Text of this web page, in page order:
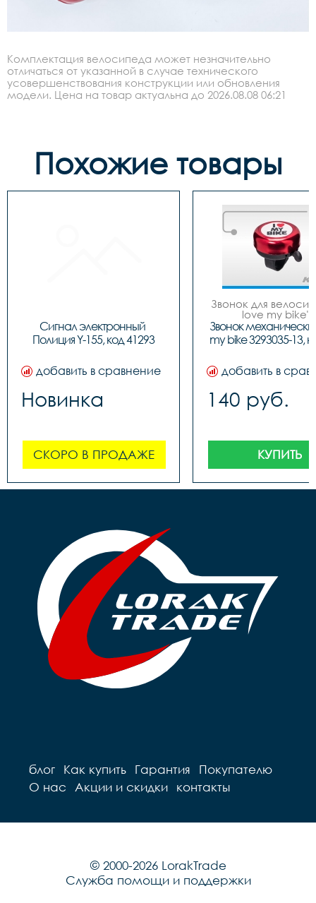
Комплектация велосипеда может незначительно
отличаться от указанной в случае технического
усовершенствования конструкции или обновления
модели. Цена на товар актуальна до 2026.08.08 06:21
Похожие товары
Сигнал электронный
Полиция Y-155, код 41293
добавить в сравнение
Новинка
СКОРО В ПРОДАЖЕ
Звонок для
love my bike",
металлический, 6
Звонок
my bike 3293035-13,
добавить в
140 руб.
КУПИТЬ
блог Как купить Гарантия
Покупателю
О нас
Акции и скидки контакты
© 2000-2026 LorakTrade
Служба помощи и поддержки